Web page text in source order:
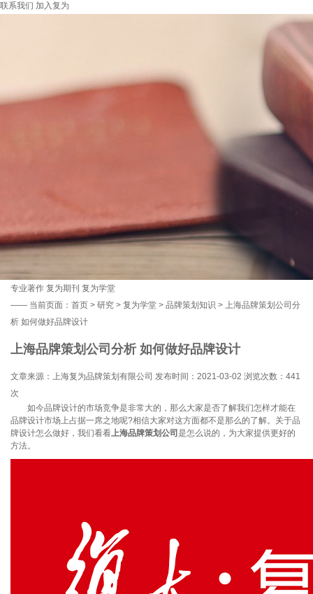
联系我们 加入复为
专业著作 复为期刊 复为学堂
—— 当前页面： 首页 > 研究 > 复为学堂 > 品牌策划知识 > 上海品牌策划公司分
析 如何做好品牌设计
上海品牌策划公司分析 如何做好品牌设计
文章来源：上海复为品牌策划有限公司 发布时间：2021-03-02 浏览次数： 441
次
如今品牌设计的市场竞争是非常大的，那么大家是否了解我们怎样才能在
品牌设计市场上占据一席之地呢?相信大家对这方面都不是那么的了解。关于品
牌设计怎么做好，我们看看上海品牌策划公司 是怎么说的，为大家提供更好的
方法。